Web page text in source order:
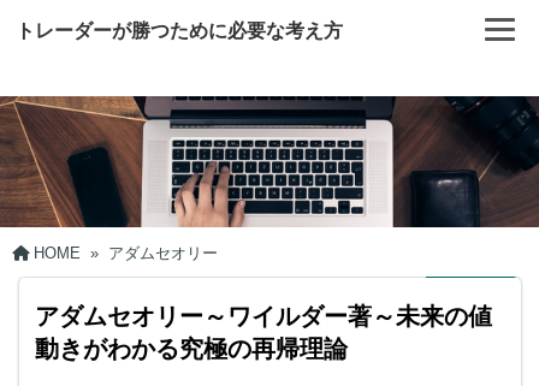
トレーダーが勝つために必要な考え方
HOME » アダムセオリー
アダムセオリー～ワイルダー著～未来の値
動きがわかる究極の再帰理論